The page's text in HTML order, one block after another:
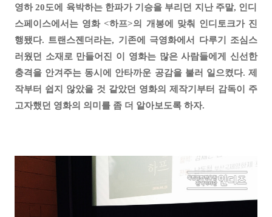
영하 20도에 육박하는 한파가 기승을 부리던 지난 주말, 인디
스페이스에서는 영화 <하프>의 개봉에 맞춰 인디토크가 진
행됐다. 트랜스젠더라는, 기존에 극영화에서 다루기 조심스
러웠던 소재로 만들어진 이 영화는 많은 사람들에게 신선한
충격을 안겨주는 동시에 안타까운 공감을 불러 일으켰다. 제
작부터 쉽지 않았을 것 같았던 영화의 제작기부터 감독이 주
고자했던 영화의 의미를 좀 더 알아보도록 하자.